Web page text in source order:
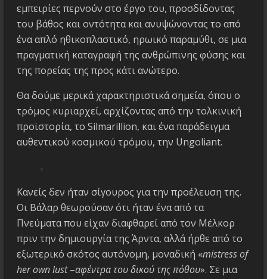
εμπειρίες περνούν στο έργο του, προσδίδοντας
του βάθος και οντότητα και ανυψώνοντας το από
ένα απλό ηθικοπλαστικό, ηρωικό παραμύθι, σε μια
πραγματική καταγραφή της ανθρώπινης φύσης και
της πορείας της προς κάτι ανώτερο.
Θα δούμε μερικά χαρακτηριστικά σημεία, όπου ο
τρόμος κυριαρχεί, αρχίζοντας από την τολκινική
προϊστορία, το Silmarillion, και ένα παράδειγμα
αυθεντικού κοσμικού τρόμου, την Ungoliant.
Κανείς δεν ήταν σίγουρος για την προέλευση της.
Οι Βάλαρ θεωρούσαν ότι ήταν ένα από τα
Πνεύματα που είχαν διαφθαρεί από τον Μέλκορ
πριν την δημιουργία της Άρντα, αλλά ήρθε από το
εξωτερικό σκότος αυτόνομη, μοναδική «mistress of
her own lust–αφέντρα του δικού της πόθου». Σε μια